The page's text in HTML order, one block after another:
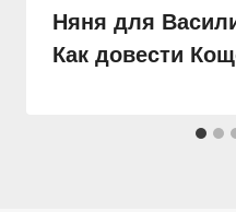
Няня для
Как довести